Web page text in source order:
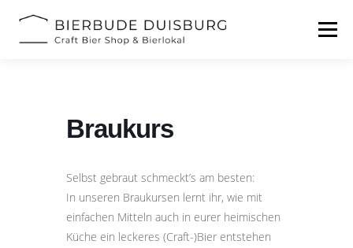
Inhalt
Menü
Braukurs
Selbst gebraut schmeckt’s am besten:
In unseren Braukursen lernt ihr, wie mit
einfachen Mitteln auch in eurer heimischen
Küche ein leckeres (Craft-)Bier entstehen